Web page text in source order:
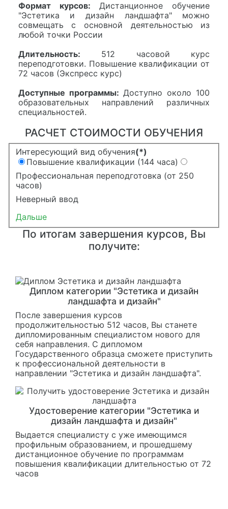
Формат курсов: Дистанционное обучение
"Эстетика и дизайн ландшафта" можно
совмещать с основной деятельностью из
любой точки России
Длительность: 512 часовой курс
переподготовки. Повышение квалификации от
72 часов (Экспресс курс)
Доступные программы: Доступно около 100
образовательных направлений различных
специальностей.
РАСЧЕТ СТОИМОСТИ ОБУЧЕНИЯ
Интересующий вид обучения(*)
Повышение квалификации (144 часа)
Профессиональная переподготовка (от 250
часов)
Неверный ввод
Дальше
По итогам завершения курсов, Вы
получите:
Диплом категории "Эстетика и дизайн
ландшафта и дизайн"
После завершения курсов
продолжительностью 512 часов, Вы станете
дипломированным специалистом нового для
себя направления. С дипломом
Государственного образца сможете приступить
к профессиональной деятельности в
направлении "Эстетика и дизайн ландшафта".
Удостоверение категории "Эстетика и
дизайн ландшафта и дизайн"
Выдается специалисту с уже имеющимся
профильным образованием, и прошедшему
дистанционное обучение по программам
повышения квалификации длительностью от 72
часов